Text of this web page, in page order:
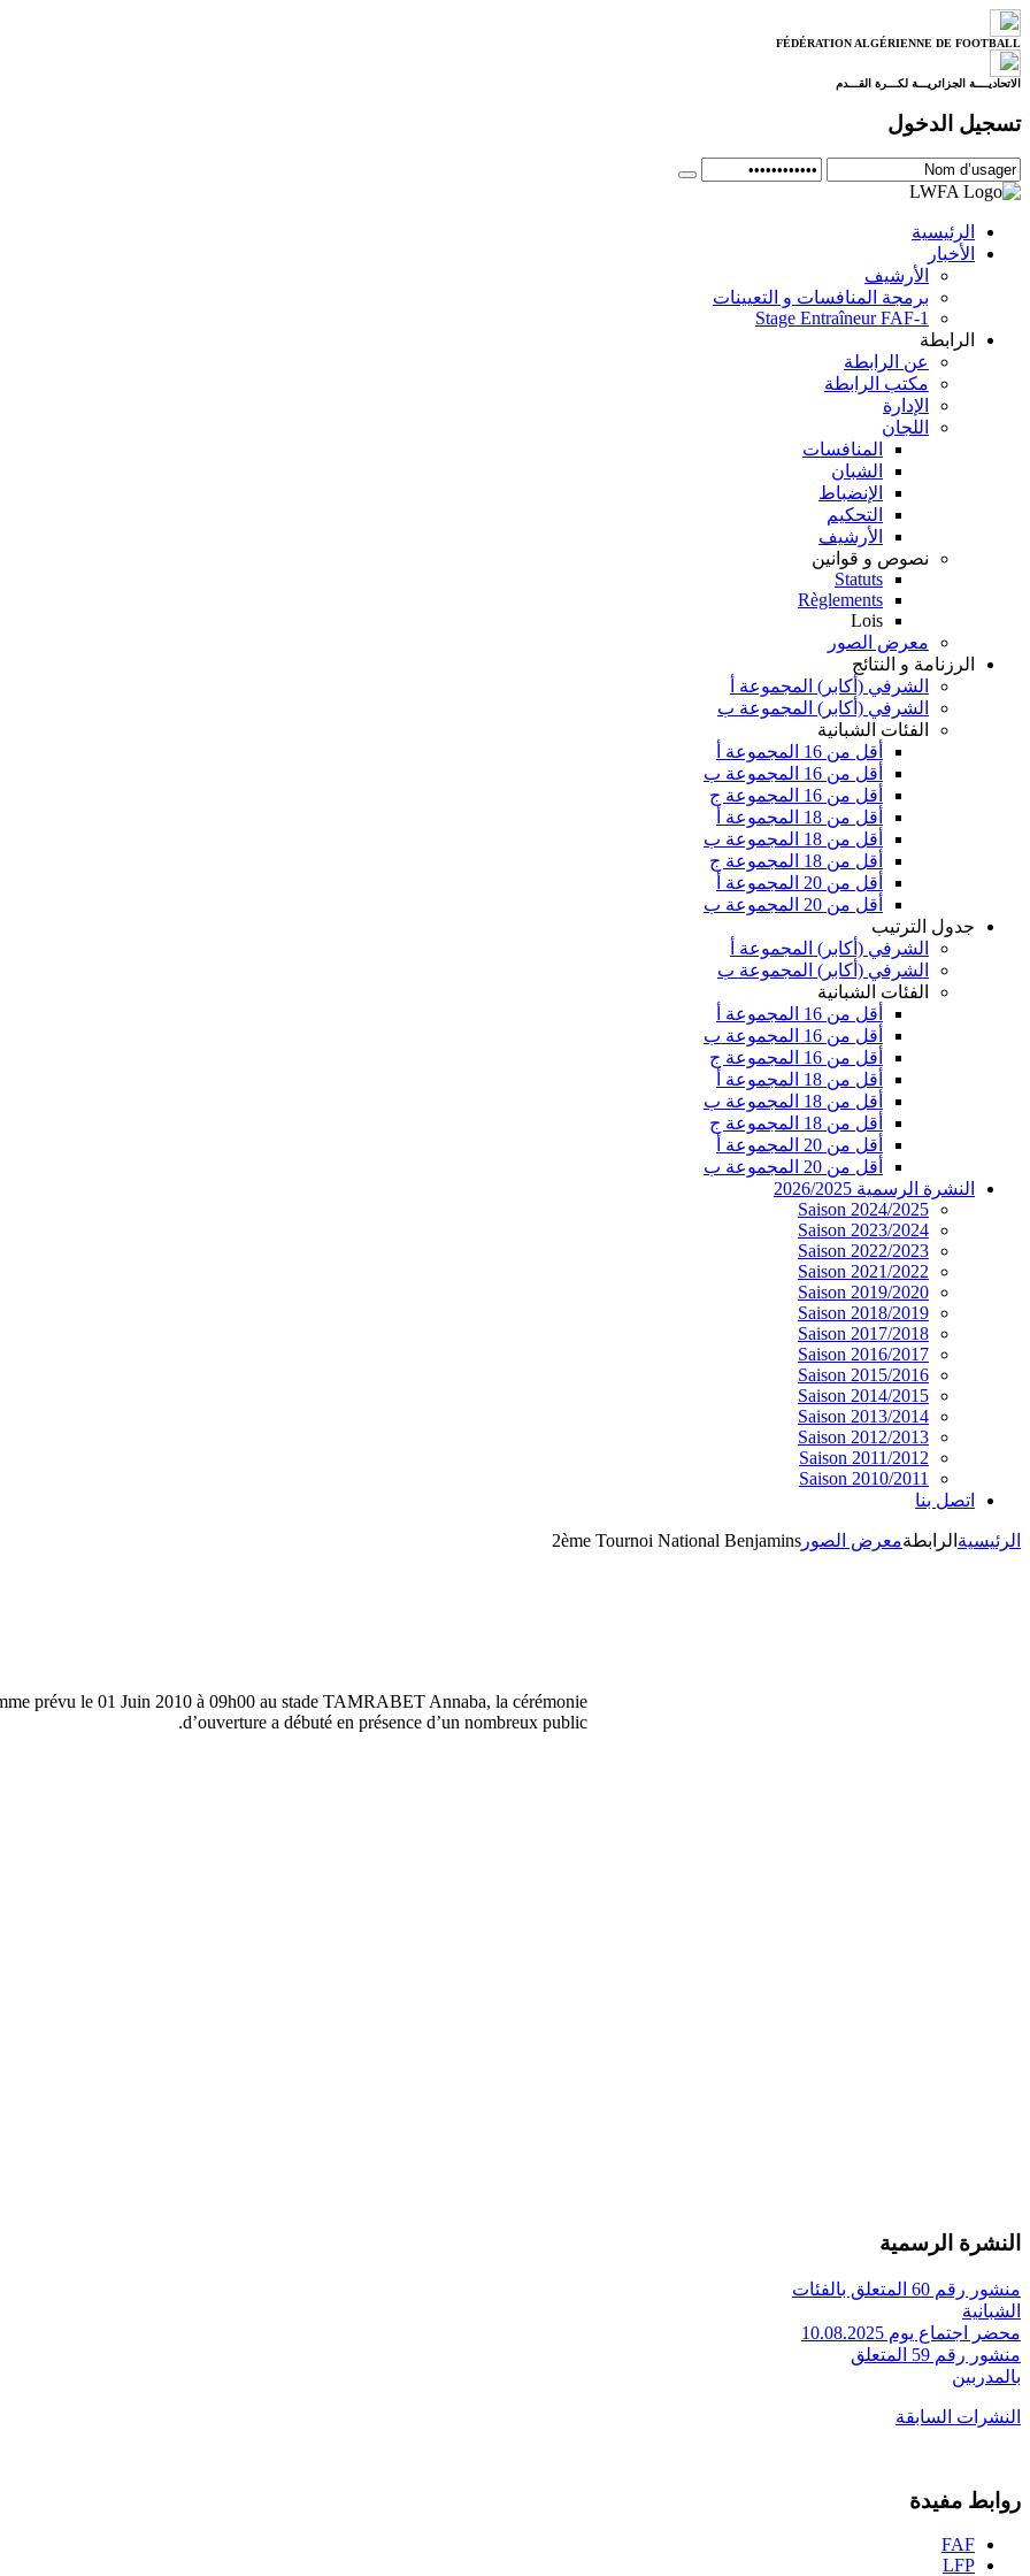
FÉDÉRATION ALGÉRIENNE DE FOOTBALL
الاتحاديــــة الجزائريـــة لكـــرة القـــدم
تسجيل الدخول
الرئيسية
الأخبار
الأرشيف
برمجة المنافسات و التعيينات
Stage Entraîneur FAF-1
الرابطة
عن الرابطة
مكتب الرابطة
الإدارة
اللجان
المنافسات
الشبان
الإنضباط
التحكيم
الأرشيف
نصوص و قوانين
Statuts
Règlements
Lois
معرض الصور
الرزنامة و النتائج
الشرفي (أكابر) المجموعة أ
الشرفي (أكابر) المجموعة ب
الفئات الشبانية
أقل من 16 المجموعة أ
أقل من 16 المجموعة ب
أقل من 16 المجموعة ج
أقل من 18 المجموعة أ
أقل من 18 المجموعة ب
أقل من 18 المجموعة ج
أقل من 20 المجموعة أ
أقل من 20 المجموعة ب
جدول الترتيب
الشرفي (أكابر) المجموعة أ
الشرفي (أكابر) المجموعة ب
الفئات الشبانية
أقل من 16 المجموعة أ
أقل من 16 المجموعة ب
أقل من 16 المجموعة ج
أقل من 18 المجموعة أ
أقل من 18 المجموعة ب
أقل من 18 المجموعة ج
أقل من 20 المجموعة أ
أقل من 20 المجموعة ب
النشرة الرسمية 2026/2025
Saison 2024/2025
Saison 2023/2024
Saison 2022/2023
Saison 2021/2022
Saison 2019/2020
Saison 2018/2019
Saison 2017/2018
Saison 2016/2017
Saison 2015/2016
Saison 2014/2015
Saison 2013/2014
Saison 2012/2013
Saison 2011/2012
Saison 2010/2011
اتصل بنا
الرئيسية الرابطةمعرض الصور 2ème Tournoi National Benjamins
prévu le 01 Juin 2010 à 09h00 au stade TAMRABET Annaba, la cérémonie
d’ouverture a débuté en présence d’un nombreux public.
النشرة الرسمية
منشور رقم 60 المتعلق بالفئات
الشبانية
محضر اجتماع يوم 10.08.2025
منشور رقم 59 المتعلق
بالمدربين
النشرات السابقة
روابط مفيدة
FAF
LFP